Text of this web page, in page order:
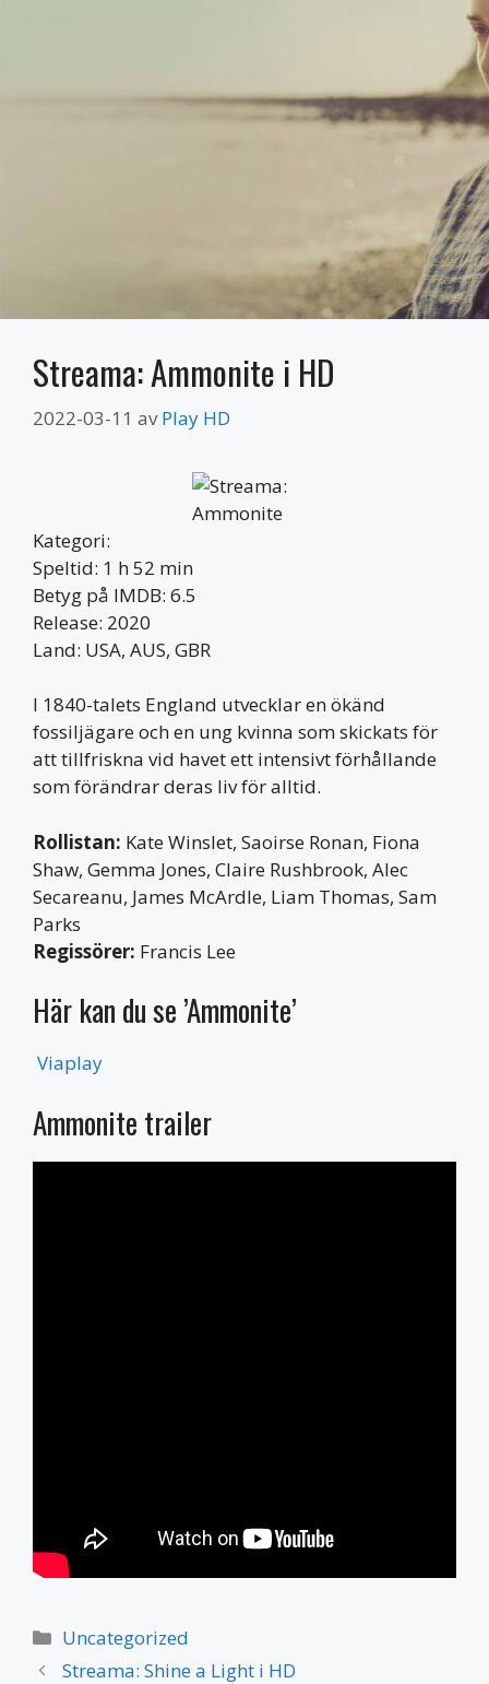
Streama: Ammonite i HD
2022-03-11 avPlay HD
Kategori:
Speltid: 1 h 52 min
Betyg på IMDB: 6.5
Release: 2020
Land: USA, AUS, GBR
I 1840-talets England utvecklar en ökänd
fossiljägare och en ung kvinna som skickats för
att tillfriskna vid havet ett intensivt förhållande
som förändrar deras liv för alltid.
Rollistan: Kate Winslet, Saoirse Ronan, Fiona
Shaw, Gemma Jones, Claire Rushbrook, Alec
Secareanu, James McArdle, Liam Thomas, Sam
Parks
Regissörer: Francis Lee
Här kan du se ’Ammonite’
Viaplay
Ammonite trailer
Kategorier
Uncategorized
Streama: Shine a Light i HD